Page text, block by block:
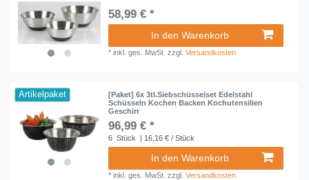
58,99 € *
In den Warenkorb
*inkl. ges. MwSt. zzgl.Versandkosten
Artikelpaket
[Paket] 6x 3tl.Siebschüsselset Edelstahl
Schüsseln Kochen Backen Kochutensilien
Geschirr
96,99 € *
6 Stück | 16,16 € / Stück
In den Warenkorb
*inkl. ges. MwSt. zzgl.Versandkosten